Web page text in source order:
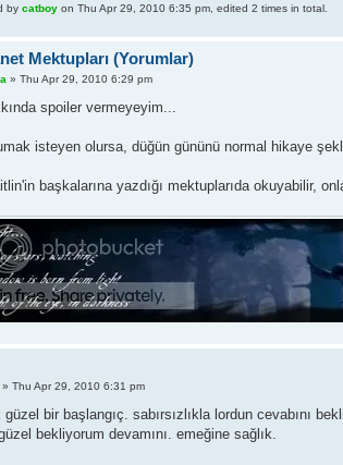
by catboy on Thu Apr 29, 2010 6:35 pm, edited 2 times in total.
Mektupları (Yorumlar)
» Thu Apr 29, 2010 6:29 pm
spoiler vermeyeyim...
isteyen olursa, düğün gününü normal hikaye
başkalarına yazdığı mektuplarıda okuyabilir,
» Thu Apr 29, 2010 6:31 pm
bir başlangıç. sabırsızlıkla lordun cevabını
bekliyorum devamını. emeğine sağlık.